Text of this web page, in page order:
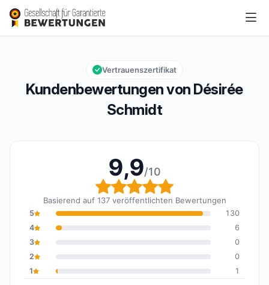
Désirée Schmidt
Gesamtbewertung: 9,9 von 10
9,9/10
Kundenbewertungen von Désirée
Schmidt
Vertrauenszertifikat
9,9/10
Gesamtbewertung: 9,9
Basierend auf 137 veröffentlichten Bewertungen
5
130
4
6
3
0
2
0
1
1